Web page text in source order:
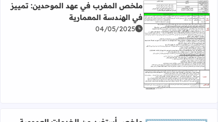
اقرأ المزيد عن ملخص المغرب في عهد الموحدين: تمييز في
ملخص المغرب في عهد الموحدين: تمييز
في الهندسة المعمارية
04/05/2025